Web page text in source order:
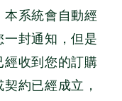
系統會自動經
封通知，但是
經收到您的訂購
約已經成立，